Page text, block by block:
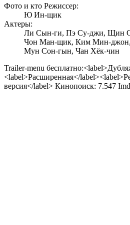
Фото и кто Режиссер:
Ю Ин-щик
Актеры:
Ли Сын-ги, Пэ Су-джи, Щин
Чон Ман-щик, Ким Мин-
Мун Сон-гын, Чан Хёк-чин
Trailer-menu
<label>Расширенная</
версия</label> Кинопоиск: 7.547